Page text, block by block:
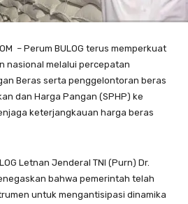
– Perum BULOG terus memperkuat
nasional melalui percepatan
Beras serta penggelontoran beras
dan Harga Pangan (SPHP) ke
keterjangkauan harga beras
Letnan Jenderal TNI (Purn) Dr.
bahwa pemerintah telah
untuk mengantisipasi dinamika